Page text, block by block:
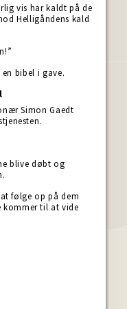
vis har kaldt på de
Helligåndens kald
bibel i gave.
Simon Gaedt
blive døbt og
følge op på dem
kommer til at vide